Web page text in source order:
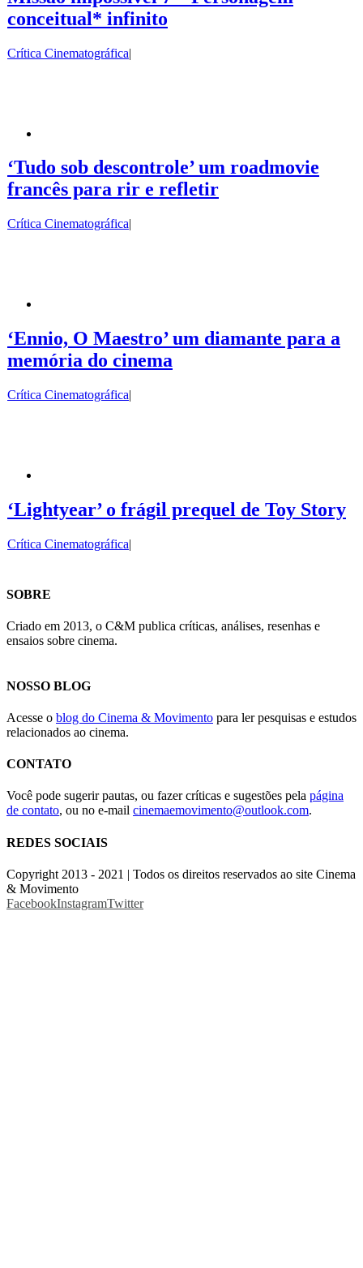
conceitual* infinito
Crítica Cinematográfica|
‘Tudo sob descontrole’ um roadmovie
francês para rir e refletir
Crítica Cinematográfica|
‘Ennio, O Maestro’ um diamante para a
memória do cinema
Crítica Cinematográfica|
‘Lightyear’ o frágil prequel de Toy Story
Crítica Cinematográfica|
SOBRE
Criado em 2013, o C&M publica críticas, análises, resenhas e
ensaios sobre cinema.
NOSSO BLOG
Acesse o blog do Cinema & Movimento para ler pesquisas e estudos
relacionados ao cinema.
CONTATO
Você pode sugerir pautas, ou fazer críticas e sugestões pela página
de contato, ou no e-mail cinemaemovimento@outlook.com.
REDES SOCIAIS
Copyright 2013 - 2021 | Todos os direitos reservados ao site Cinema
& Movimento
FacebookInstagramTwitter